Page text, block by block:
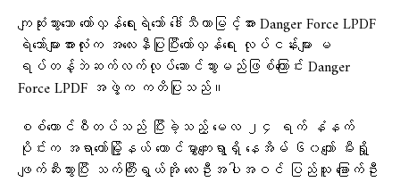
ကျဆုံးသွားသော တော်လှန်ရေးရဲ​ဘော် ဒေါ်သီတာမြင့်အား Danger Force LPDF
ရဲဘော်များအားလုံးက အလေးနီပြုပြီးတော်လှန်ရေး လုပ်ငန်းများ မ
ရပ်တန့်ဘဲဆက်လက်လုပ်ဆောင်သွားမည်ဖြစ်ကြောင်း Danger
Force LPDF အဖွဲ့က ကတိပြုသည်။
စစ်ကောင်စီတပ်သည် ပြီးခဲ့သည့် မေလ ၂၄ ရက် နံနက်
ပိုင်းက အရာတော်မြို့နယ် တောင်မွှာကျေးရွာရှိ နေအိမ် ၆၀ကျော် မီးရှို့
ဖျက်ဆီးသွားပြီး သက်ကြီးရွယ်အို လေးဦးအပါအဝင် ပြည်သူ ခြောက်ဦး